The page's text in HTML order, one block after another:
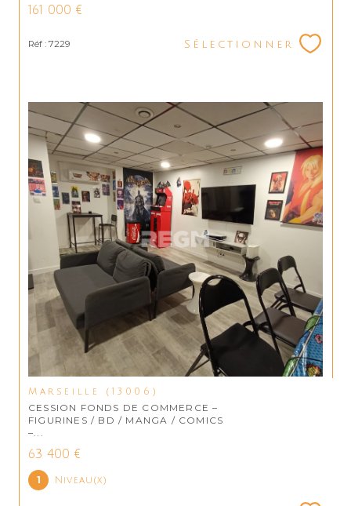
161 000 €
Réf : 7229 Sélectionner
Marseille (13006)
CESSION FONDS DE COMMERCE –
FIGURINES / BD / MANGA / COMICS
–...
63 400 €
1 Niveau(x)